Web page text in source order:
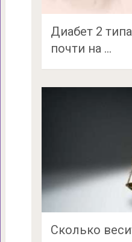
Диабет 2
почти на …
Сколько